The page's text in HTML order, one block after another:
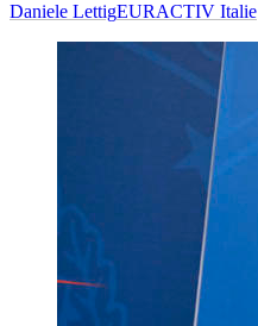
Daniele LettigEURACTIV Italie